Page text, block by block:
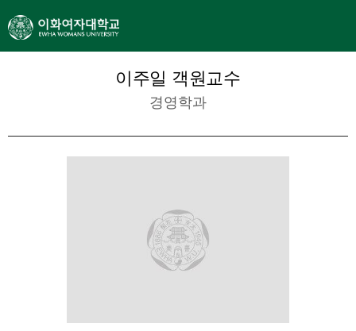
이주일 객원교수
경영학과